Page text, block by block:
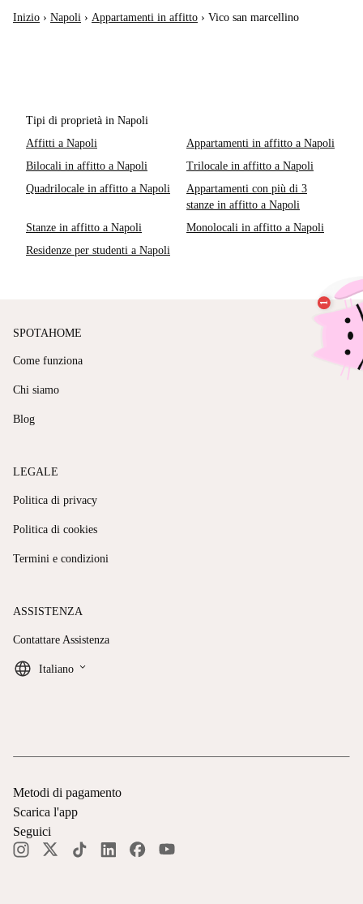
Inizio › Napoli › Appartamenti in affitto › Vico san marcellino
Tipi di proprietà in Napoli
Affitti a Napoli
Appartamenti in affitto a Napoli
Bilocali in affitto a Napoli
Trilocale in affitto a Napoli
Quadrilocale in affitto a Napoli
Appartamenti con più di 3
stanze in affitto a Napoli
Stanze in affitto a Napoli
Monolocali in affitto a Napoli
Residenze per studenti a Napoli
SPOTAHOME
Come funziona
Chi siamo
Blog
LEGALE
Politica di privacy
Politica di cookies
Termini e condizioni
ASSISTENZA
Contattare Assistenza
Italiano keyboard_arrow_down
Metodi di pagamento
Scarica l'app
Seguici